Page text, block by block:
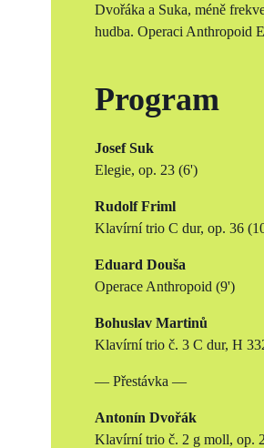
Dvořáka a Suka, méně
hudba. Operaci Anthropoid
Program
Josef Suk
Elegie, op. 23 (6')
Rudolf Friml
Klavírní trio C dur, op. 36
Eduard Douša
Operace Anthropoid (9')
Bohuslav Martinů
Klavírní trio č. 3 C dur, H
— Přestávka —
Antonín Dvořák
Klavírní trio č. 2 g moll, op.